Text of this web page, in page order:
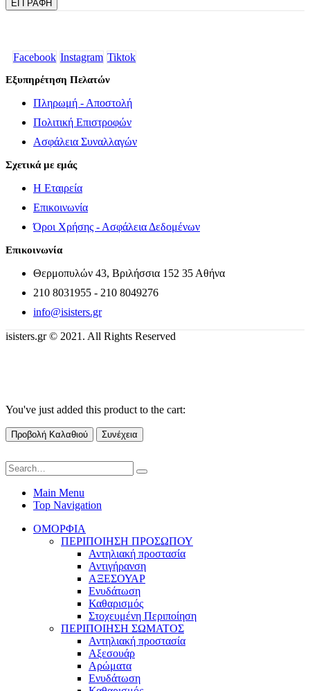
ΕΓΓΡΑΦΗ
Facebook Instagram Tiktok
Εξυπηρέτηση Πελατών
Πληρωμή - Αποστολή
Πολιτική Επιστροφών
Ασφάλεια Συναλλαγών
Σχετικά με εμάς
Η Εταιρεία
Επικοινωνία
Όροι Χρήσης - Ασφάλεια Δεδομένων
Επικοινωνία
Θερμοπυλών 43, Βριλήσσια 152 35 Αθήνα
210 8031955 - 210 8049276
info@isisters.gr
isisters.gr © 2021. All Rights Reserved
You've just added this product to the cart:
Προβολή Καλαθιού Συνέχεια
Main Menu
Top Navigation
ΟΜΟΡΦΙΑ
ΠΕΡΙΠΟΙΗΣΗ ΠΡΟΣΩΠΟΥ
Αντηλιακή προστασία
Αντιγήρανση
ΑΞΕΣΟΥΑΡ
Ενυδάτωση
Καθαρισμός
Στοχευμένη Περιποίηση
ΠΕΡΙΠΟΙΗΣΗ ΣΩΜΑΤΟΣ
Αντηλιακή προστασία
Αξεσουάρ
Αρώματα
Ενυδάτωση